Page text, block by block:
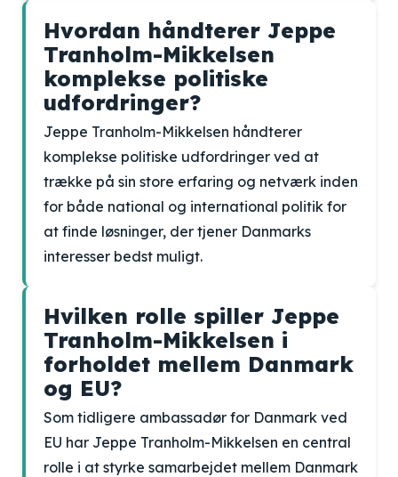
Hvordan håndterer Jeppe
Tranholm-Mikkelsen
komplekse politiske
udfordringer?
Jeppe Tranholm-Mikkelsen håndterer
komplekse politiske udfordringer ved at
trække på sin store erfaring og netværk inden
for både national og international politik for
at finde løsninger, der tjener Danmarks
interesser bedst muligt.
Hvilken rolle spiller Jeppe
Tranholm-Mikkelsen i
forholdet mellem Danmark
og EU?
Som tidligere ambassadør for Danmark ved
EU har Jeppe Tranholm-Mikkelsen en central
rolle i at styrke samarbejdet mellem Danmark